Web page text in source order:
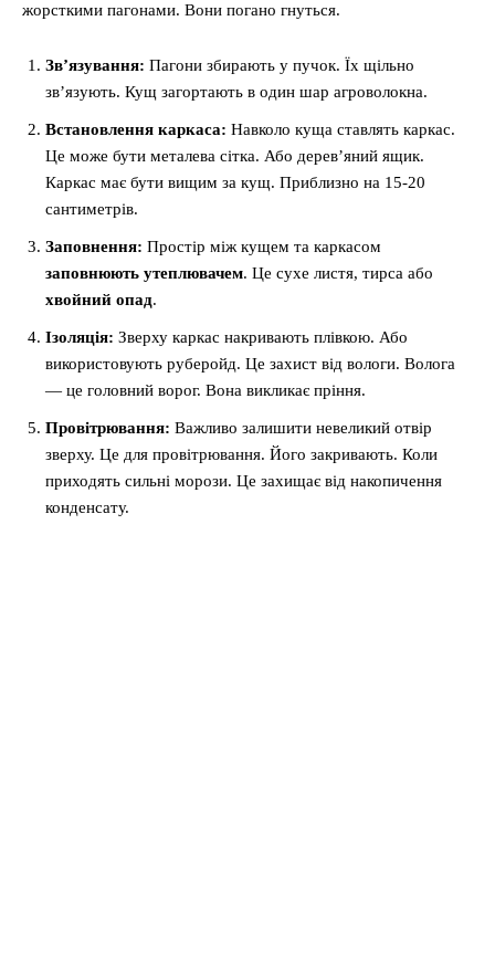
жорсткими пагонами. Вони погано гнуться.
Зв’язування: Пагони збирають у пучок. Їх щільно
зв’язують. Кущ загортають в один шар агроволокна.
Встановлення каркаса: Навколо куща ставлять каркас.
Це може бути металева сітка. Або дерев’яний ящик.
Каркас має бути вищим за кущ. Приблизно на 15-20
сантиметрів.
Заповнення: Простір між кущем та каркасом
заповнюють утеплювачем. Це сухе листя, тирса або
хвойний опад.
Ізоляція: Зверху каркас накривають плівкою. Або
використовують руберойд. Це захист від вологи. Волога
— це головний ворог. Вона викликає пріння.
Провітрювання: Важливо залишити невеликий отвір
зверху. Це для провітрювання. Його закривають. Коли
приходять сильні морози. Це захищає від накопичення
конденсату.